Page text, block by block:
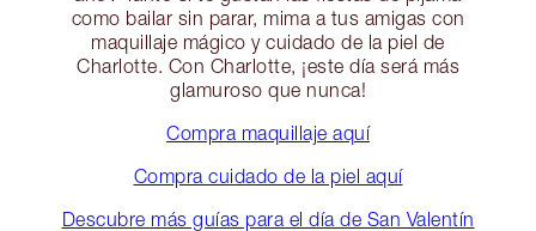
como bailar sin parar, mima a tus amigas con
maquillaje mágico y cuidado de la piel de
Charlotte. Con Charlotte, ¡este día será más
glamuroso que nunca!
Compra maquillaje aquí
Compra cuidado de la piel aquí
Descubre más guías para el día de San Valentín